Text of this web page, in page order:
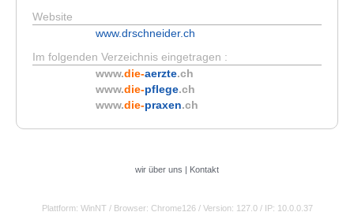
Website
www.drschneider.ch
Im folgenden Verzeichnis eingetragen :
www.die-aerzte.ch
www.die-pflege.ch
www.die-praxen.ch
wir über uns | Kontakt
Plattform: WinNT / Browser: Chrome126 / Version: 127.0 / IP: 10.0.0.37